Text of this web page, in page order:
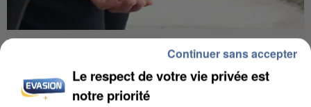
UN SECOND CADRE DE LA DZ MAFIA
Le respect de votre vie privée est
notre priorité
Continuer sans accepter